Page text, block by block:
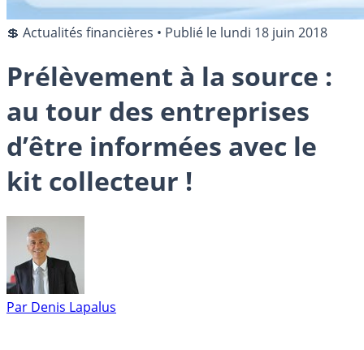
💲 Actualités financières • Publié le lundi 18 juin 2018
Prélèvement à la source :
au tour des entreprises
d’être informées avec le
kit collecteur !
Par Denis Lapalus